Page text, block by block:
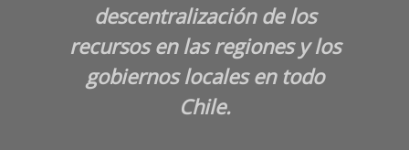
descentralización de los
recursos en las regiones y los
gobiernos locales en todo
Chile.